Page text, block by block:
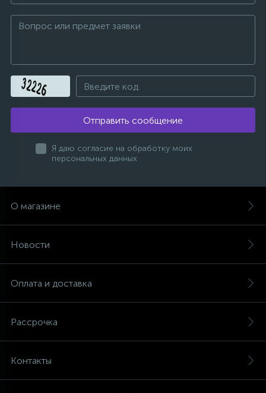
Отправить сообщение
Я даю согласие на обработку моих
персональных данных
О магазине
Новости
Оплата и доставка
Рассрочка
Контакты